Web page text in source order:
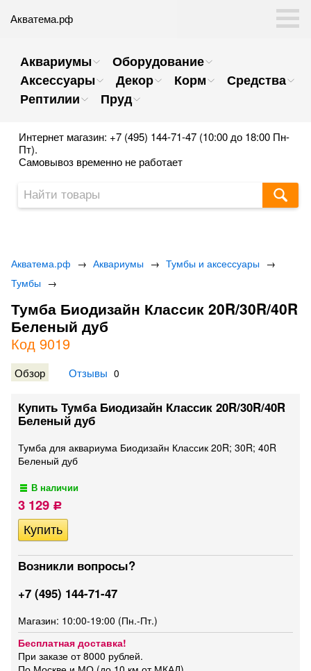
Акватема.рф
Аквариумы
Оборудование
Аксессуары
Декор Корм
Средства
Рептилии
Пруд
Интернет магазин: +7 (495) 144-71-47 (10:00 до 18:00 Пн-
Пт).
Самовывоз временно не работает
Акватема.рф → Аквариумы → Тумбы и аксессуары →
Тумбы →
Тумба Биодизайн Классик 20R/30R/40R
Беленый дуб
Код 9019
Обзор Отзывы 0
Купить Тумба Биодизайн Классик 20R/30R/40R
Беленый дуб
Тумба для аквариума Биодизайн Классик 20R; 30R; 40R
Беленый дуб
В наличии
3 129 Р
Возникли вопросы?
+7 (495) 144-71-47
Магазин: 10:00-19:00 (Пн.-Пт.)
Бесплатная доставка!
При заказе от 8000 рублей.